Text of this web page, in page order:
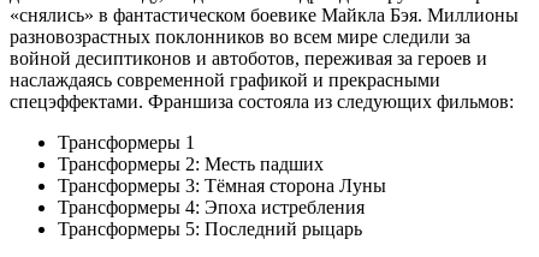
«снялись» в фантастическом боевике Майкла Бэя. Миллионы
разновозрастных поклонников во всем мире следили за
войной десиптиконов и автоботов, переживая за героев и
наслаждаясь современной графикой и прекрасными
спецэффектами. Франшиза состояла из следующих фильмов:
Трансформеры 1
Трансформеры 2: Месть падших
Трансформеры 3: Тёмная сторона Луны
Трансформеры 4: Эпоха истребления
Трансформеры 5: Последний рыцарь